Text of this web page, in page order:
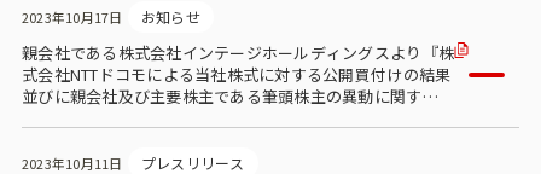
2023年10月17日 お知らせ
親会社である株式会社インテージホールディングスより『株
式会社NTTドコモによる当社株式に対する公開買付けの結果
並びに親会社及び主要株主である筆頭株主の異動に関するお
2023年10月11日 プレスリリース